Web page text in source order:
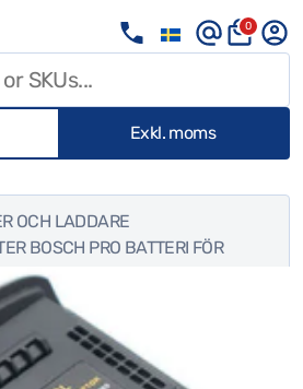
0
Exkl. moms
OCH LADDARE
BOSCH PRO BATTERI FÖR